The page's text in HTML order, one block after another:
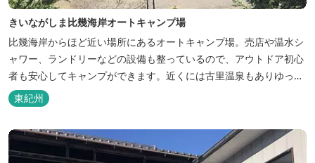
きいながしま比幾海岸オートキャンプ場
比幾海岸からほど近い場所にあるオートキャンプ場。売店や温水シ
ャワー、ランドリーなどの設備も整っているので、アウトドア初心
者も安心してキャンプができます。近くには古里温泉もありゆっく
りのんびり過ごしたい方に最高！
東紀州